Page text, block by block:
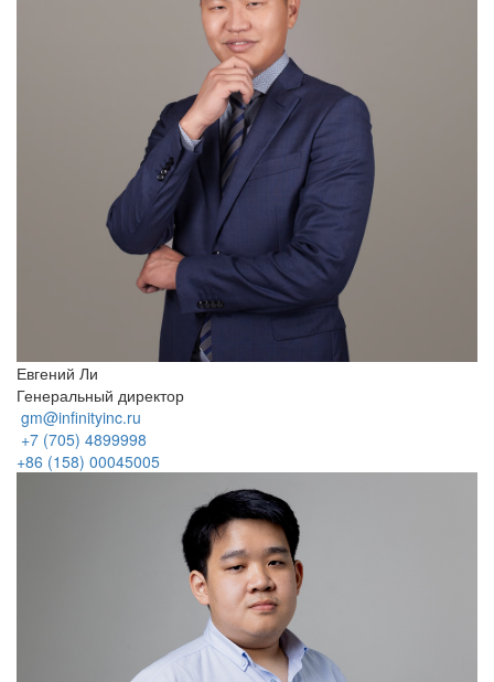
Евгений Ли
Генеральный директор
gm@infinityinc.ru
+7 (705) 4899998
+86 (158) 00045005